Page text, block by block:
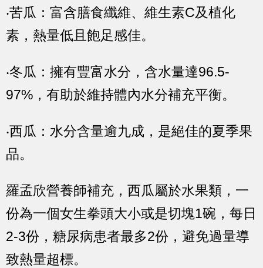
‧苦瓜：富含膳食纖維、維生素C及植化
素，熱量低且飽足感佳。
‧冬瓜：擁有豐富水分，含水量達96.5-
97%，有助於維持體內水分補充平衡。
‧西瓜：水分含量逾九成，是絕佳的夏季果
品。
羅孟欣營養師補充，西瓜屬於水果類，一
份為一個女生拳頭大小或是切塊1碗，每日
2-3份，糖尿病患者最多2份，避免過量導
致熱量超標。